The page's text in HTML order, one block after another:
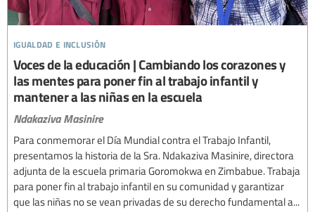
igualdad e inclusión
Voces de la educación | Cambiando los corazones y
las mentes para poner fin al trabajo infantil y
mantener a las niñas en la escuela
Ndakaziva Masinire
Para conmemorar el Día Mundial contra el Trabajo Infantil,
presentamos la historia de la Sra. Ndakaziva Masinire, directora
adjunta de la escuela primaria Goromokwa en Zimbabue. Trabaja
para poner fin al trabajo infantil en su comunidad y garantizar
que las niñas no se vean privadas de su derecho fundamental a...